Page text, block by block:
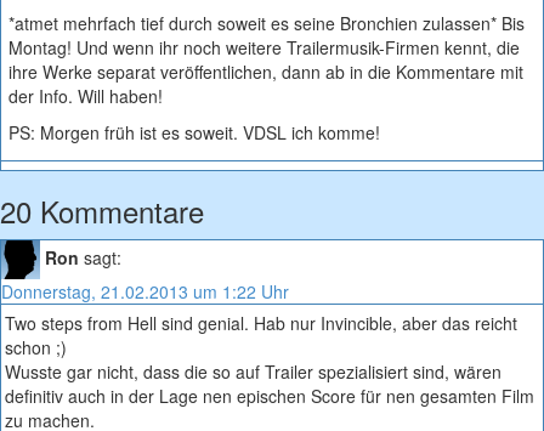
*atmet mehrfach tief durch soweit es seine Bronchien zulassen* Bis
Montag! Und wenn ihr noch weitere Trailermusik-Firmen kennt, die
ihre Werke separat veröffentlichen, dann ab in die Kommentare mit
der Info. Will haben!
PS: Morgen früh ist es soweit. VDSL ich komme!
20 Kommentare
Ron sagt:
Donnerstag, 21.02.2013 um 1:22 Uhr
Two steps from Hell sind genial. Hab nur Invincible, aber das reicht
schon ;)
Wusste gar nicht, dass die so auf Trailer spezialisiert sind, wären
definitiv auch in der Lage nen epischen Score für nen gesamten Film
zu machen.